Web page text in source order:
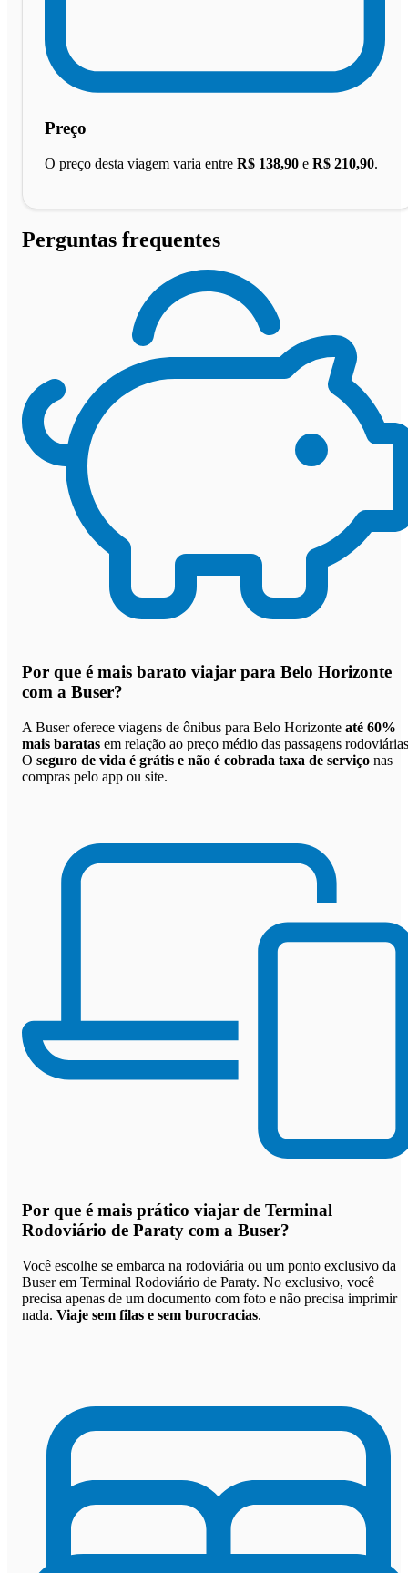
Preço
O preço desta viagem varia entre R$ 138,90 e R$ 210,90.
Perguntas frequentes
Por que é mais barato viajar para Belo Horizonte
com a Buser?
A Buser oferece viagens de ônibus para Belo Horizonte até 60%
mais baratas em relação ao preço médio das passagens
O seguro de vida é grátis e não é cobrada taxa de serviço nas
compras pelo app ou site.
Por que é mais prático viajar de Terminal
Rodoviário de Paraty com a Buser?
Você escolhe se embarca na rodoviária ou um ponto exclusivo da
Buser em Terminal Rodoviário de Paraty. No exclusivo, você
precisa apenas de um documento com foto e não precisa imprimir
nada. Viaje sem filas e sem burocracias.